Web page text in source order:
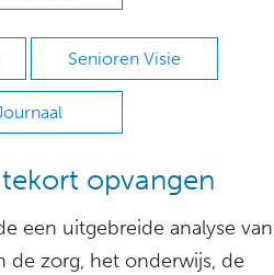
Senioren Visie
opvangen
een uitgebreide analyse van
de zorg, het onderwijs, de